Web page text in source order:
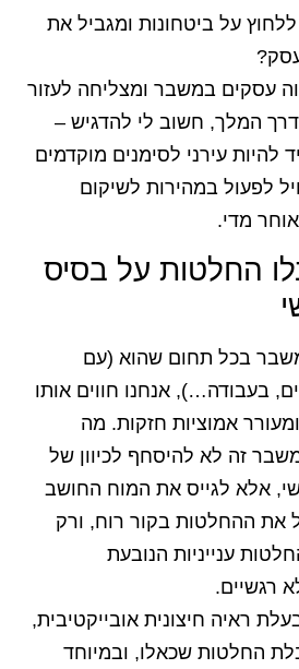
על ביטחונות ומגביל את
עסקים במשבר ומצליחה לעזור
המלך, חשוב לי להדגיש –
עירני לסימנים מוקדמים
לפעול במהירות לשיקום
מדי.
החלטות על בסיס
בכל תחום שהוא (עם
בעבודה…), אנחנו חווים אותו
אמוציות חזקות. מה
זה לא להיסחף לכיוון של
אלא לגייס את המוח החושב
את ההחלטות בקור רוח, ורק
ענייניות הנובעת
רגשיים.
ראיה חיצונית אובייקטיבית,
החלטות שכאלו, ובמיוחד